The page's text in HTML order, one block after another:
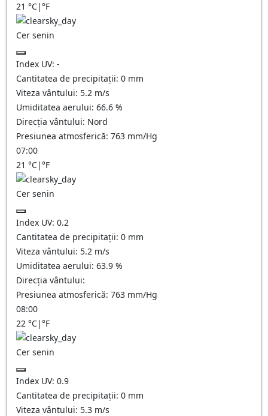
21 °C|°F
Cer senin
Index UV: -
Cantitatea de precipitații: 0 mm
Viteza vântului: 5.2 m/s
Umiditatea aerului: 66.6 %
Direcția vântului: Nord
Presiunea atmosferică: 763 mm/Hg
07:00
21 °C|°F
Cer senin
Index UV: 0.2
Cantitatea de precipitații: 0 mm
Viteza vântului: 5.2 m/s
Umiditatea aerului: 63.9 %
Direcția vântului:
Presiunea atmosferică: 763 mm/Hg
08:00
22 °C|°F
Cer senin
Index UV: 0.9
Cantitatea de precipitații: 0 mm
Viteza vântului: 5.3 m/s